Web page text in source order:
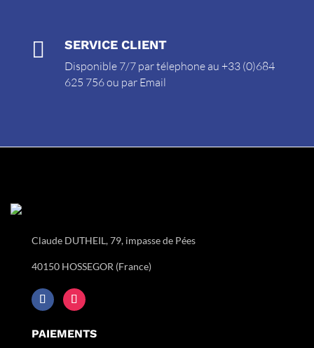
 SERVICE CLIENT
Disponible 7/7 par télephone au +33 (0)684
625 756 ou par Email
Claude DUTHEIL, 79, impasse de Pées
40150 HOSSEGOR (France)
PAIEMENTS